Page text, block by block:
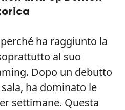
ha raggiunto la
al suo
Dopo un debutto
ha dominato le
settimane. Questa